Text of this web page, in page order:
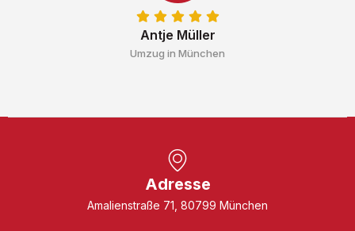
Antje Müller
Umzug in München
Adresse
Amalienstraße 71, 80799 München